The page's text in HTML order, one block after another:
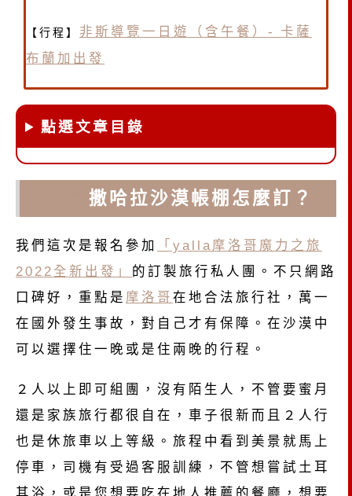
【行程】 非斯導覽一日遊（含午餐）- 卡薩
布蘭加出發
點選文章目錄
撒哈拉沙漠帳棚怎麼訂？
我們這次是報名參加
「yalla摩洛哥魔力之旅
2022全新出發」 的訂製旅行私人團。不只網路
口碑好，重點是 摩洛哥 在地合法旅行社，萬一
在國外發生事故，對自己才有保障。在沙漠中
可以選擇住一晚或是住兩晚的行程。
２人以上即可組團，沒有陌生人，不管要蜜月
還是家族旅行都很自在，車子很新而且２人行
也是休旅車以上等級。旅程中看到美景就馬上
停車，司機有受過客服訓練，不管想嘗試土耳
其浴，或是您想要吃在地人推薦的餐廳，想要